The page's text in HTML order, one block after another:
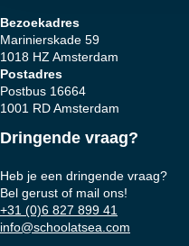
Bezoekadres
Marinierskade 59
1018 HZ Amsterdam
Postadres
Postbus 16664
1001 RD Amsterdam
Dringende vraag?
Heb je een dringende vraag?
Bel gerust of mail ons!
+31 (0)6 827 899 41
info@schoolatsea.com